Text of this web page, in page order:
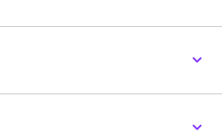
ト部分にリフレクター素材付き。薄
すれ違う車から認識されやすくな